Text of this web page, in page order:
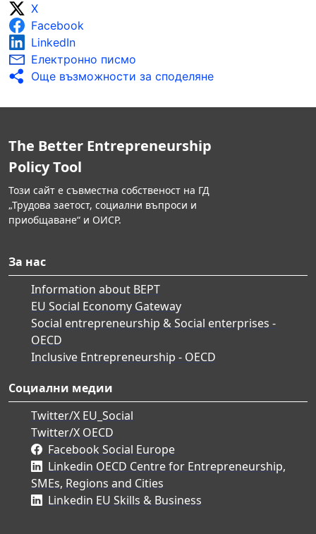
X
Facebook
LinkedIn
Електронно писмо
Още възможности за споделяне
The Better Entrepreneurship
Policy Tool
Този сайт е съвместна собственост на ГД
„Трудова заетост, социални въпроси и
приобщаване“ и ОИСР.
За нас
Information about BEPT
EU Social Economy Gateway
Social entrepreneurship & Social enterprises -
OECD
Inclusive Entrepreneurship - OECD
Социални медии
Twitter/X EU_Social
Twitter/X OECD
Facebook Social Europe
Linkedin OECD Centre for Entrepreneurship,
SMEs, Regions and Cities
Linkedin EU Skills & Business